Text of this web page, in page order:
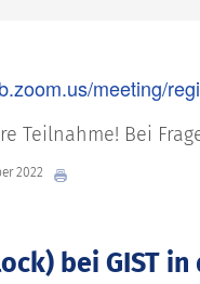
meeting/
Teilnahme! Bei
2022
bei GIST